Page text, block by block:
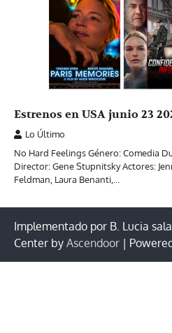
Estrenos en USA junio 23
Lo Último
No Hard Feelings Género: Comedia
Director: Gene Stupnitsky Actores:
Feldman, Laura Benanti,…
Implementado por B. Lucia
Center by Ascendoor |